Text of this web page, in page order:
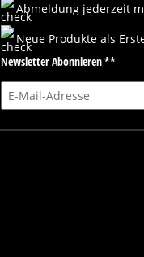
Abmeldung jederzeit
Neue Produkte als
Newsletter Abonnieren **
E-Mail-Adresse